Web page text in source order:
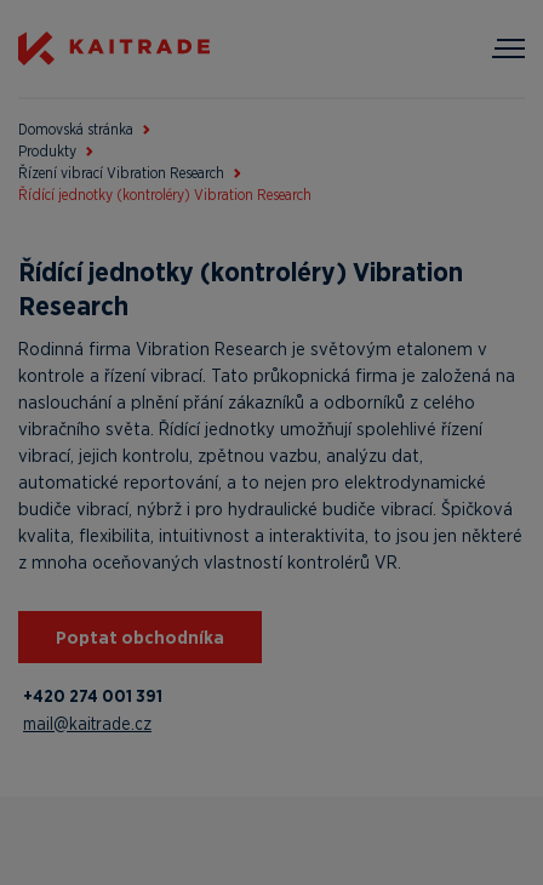
Domovská stránka
Produkty
Řízení vibrací Vibration Research
Řídící jednotky (kontroléry) Vibration Research
Řídící jednotky (kontroléry) Vibration
Research
Rodinná firma Vibration Research je světovým etalonem v
kontrole a řízení vibrací. Tato průkopnická firma je založená na
naslouchání a plnění přání zákazníků a odborníků z celého
vibračního světa. Řídící jednotky umožňují spolehlivé řízení
vibrací, jejich kontrolu, zpětnou vazbu, analýzu dat,
automatické reportování, a to nejen pro elektrodynamické
budiče vibrací, nýbrž i pro hydraulické budiče vibrací. Špičková
kvalita, flexibilita, intuitivnost a interaktivita, to jsou jen některé
z mnoha oceňovaných vlastností kontrolérů VR.
Poptat obchodníka
+420 274 001 391
mail@kaitrade.cz